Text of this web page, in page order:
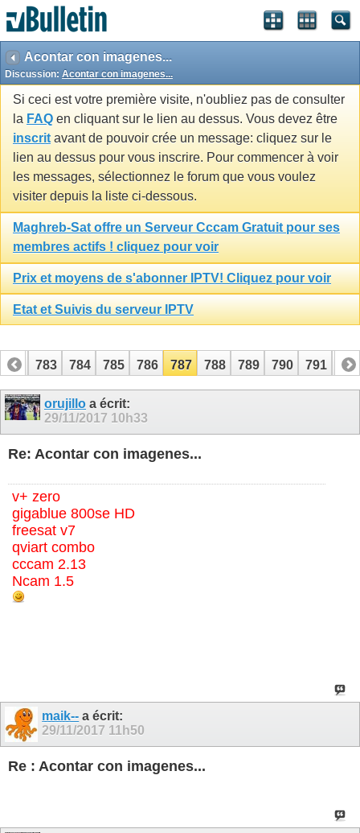
Acontar con imagenes...
Discussion: Acontar con imagenes...
Si ceci est votre première visite, n'oubliez pas de consulter
la FAQ en cliquant sur le lien au dessus. Vous devez être
inscrit avant de pouvoir crée un message: cliquez sur le
lien au dessus pour vous inscrire. Pour commencer à voir
les messages, sélectionnez le forum que vous voulez
visiter depuis la liste ci-dessous.
Maghreb-Sat offre un Serveur Cccam Gratuit pour ses
membres actifs ! cliquez pour voir
Prix et moyens de s'abonner IPTV! Cliquez pour voir
Etat et Suivis du serveur IPTV
782 783 784 785 786 787 788 789 790 791 792
802 803orujillo a écrit:
29/11/2017 10h33
Re: Acontar con imagenes...
v+ zero
gigablue 800se HD
freesat v7
qviart combo
cccam 2.13
Ncam 1.5
maik-- a écrit:
29/11/2017 11h50
Re : Acontar con imagenes...